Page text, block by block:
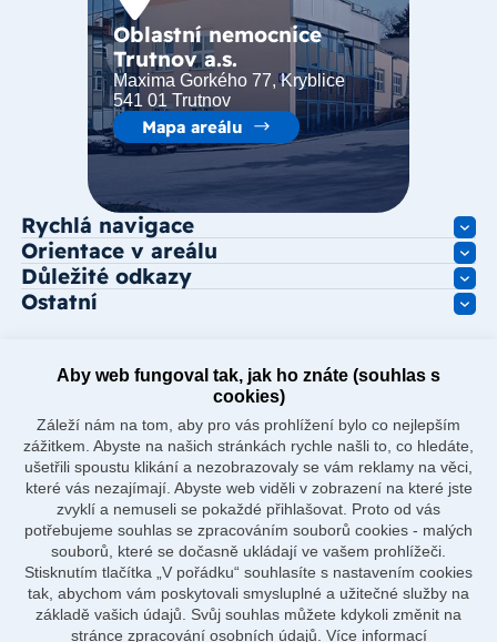
Oblastní nemocnice
Trutnov a.s.
Maxima Gorkého 77, Kryblice
541 01 Trutnov
Mapa areálu
Rychlá navigace
Orientace v areálu
Důležité odkazy
Ostatní
Aby web fungoval tak, jak ho znáte (souhlas s
cookies)
Záleží nám na tom, aby pro vás prohlížení bylo co nejlepším
zážitkem. Abyste na našich stránkách rychle našli to, co hledáte,
ušetřili spoustu klikání a nezobrazovaly se vám reklamy na věci,
které vás nezajímají. Abyste web viděli v zobrazení na které jste
zvyklí a nemuseli se pokaždé přihlašovat. Proto od vás
potřebujeme souhlas se zpracováním souborů cookies - malých
souborů, které se dočasně ukládají ve vašem prohlížeči.
Stisknutím tlačítka „V pořádku“ souhlasíte s nastavením cookies
tak, abychom vám poskytovali smysluplné a užitečné služby na
základě vašich údajů. Svůj souhlas můžete kdykoli změnit na
stránce zpracování osobních údajů. Více informací